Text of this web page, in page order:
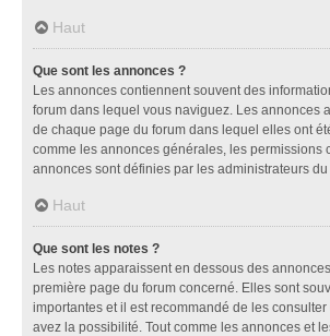
Haut
Que sont les annonces ?
Les annonces contiennent souvent des
forum dans lequel vous naviguez. Les annonces
de chaque page du forum dans lequel elles ont
comme les annonces générales, les permissions
annonces sont définies par les administrateurs du
Haut
Que sont les notes ?
Les notes apparaissent en dessous des
première page du forum concerné. Elles sont
importantes et il est recommandé de les
avez la possibilité. Tout comme les annonces et